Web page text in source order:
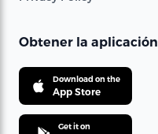
Obtener la aplicación
Download on the
App Store
Get it on